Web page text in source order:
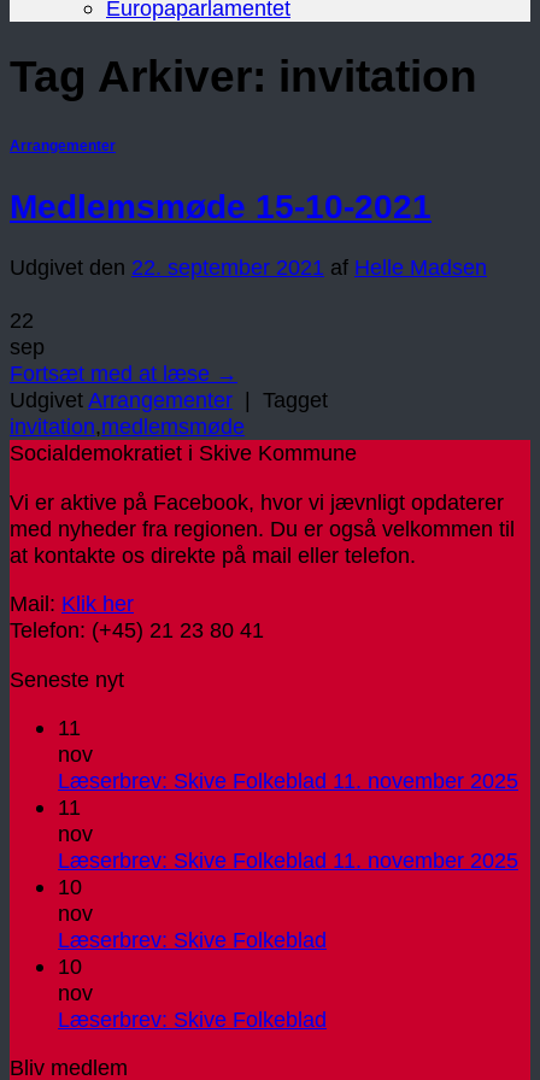
Europaparlamentet
Tag Arkiver: invitation
Arrangementer
Medlemsmøde 15-10-2021
Udgivet den 22. september 2021 af Helle Madsen
22
sep
Fortsæt med at læse →
UdgivetArrangementer | Tagget
invitation,medlemsmøde
Socialdemokratiet i Skive Kommune
Vi er aktive på Facebook, hvor vi jævnligt opdaterer
med nyheder fra regionen. Du er også velkommen til
at kontakte os direkte på mail eller telefon.
Mail: Klik her
Telefon: (+45) 21 23 80 41
Seneste nyt
11
nov
Læserbrev: Skive Folkeblad 11. november 2025
11
nov
Læserbrev: Skive Folkeblad 11. november 2025
10
nov
Læserbrev: Skive Folkeblad
Læserbrev:
10
nov
Læserbrev: Skive Folkeblad
Bliv medlem